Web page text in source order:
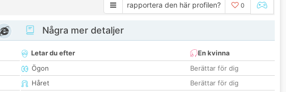
rapportera den här profilen? 0
Några mer detaljer
Letar du efter
En kvinna
Ögon
Berättar för dig
Håret
Berättar för dig